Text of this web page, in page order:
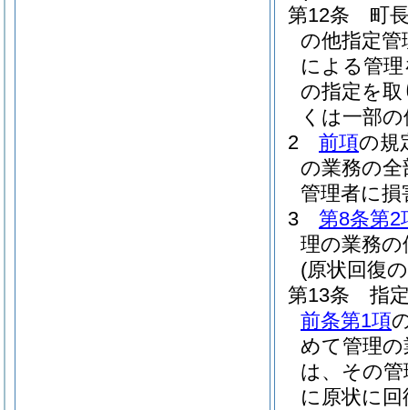
第12条
町
の他指定
による管
の指定を
くは一部
2
前項の規
の業務の
管理者に
3
第8条第2
理の業務
(原状回復
第13条
指
前条第1項
めて管理
は、その
に原状に